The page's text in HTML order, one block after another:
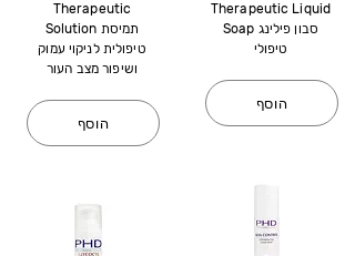
Therapeutic
Solution תמיסת
טיפולית לניקוי עמוק
ושיפור מצב העור
הוסף
Therapeutic Liquid
Soap סבון פילינג
טיפולי
הוסף